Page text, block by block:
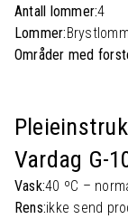
Antall lommer:4
Lommer:
Områder med
Vardag G-
Vask:40 ºC –
Rens:ikke send